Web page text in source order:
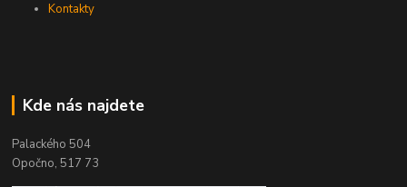
Kontakty
Kde nás najdete
Palackého 504
Opočno, 517 73